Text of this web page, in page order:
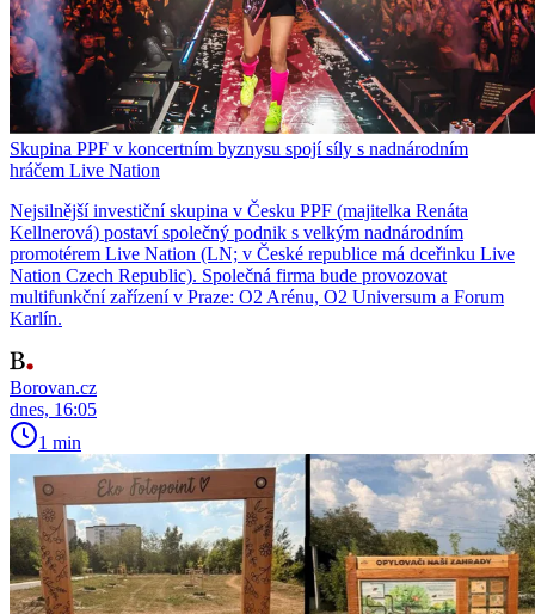
Skupina PPF v koncertním byznysu spojí síly s nadnárodním
hráčem Live Nation
Nejsilnější investiční skupina v Česku PPF (majitelka Renáta
Kellnerová) postaví společný podnik s velkým nadnárodním
promotérem Live Nation (LN; v České republice má dceřinku Live
Nation Czech Republic). Společná firma bude provozovat
multifunkční zařízení v Praze: O2 Arénu, O2 Universum a Forum
Karlín.
Borovan.cz
dnes, 16:05
1 min